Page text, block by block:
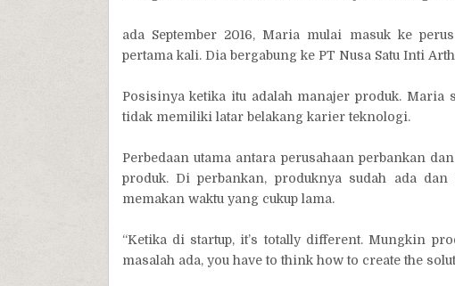
ada September 2016, Maria mulai masuk ke
pertama kali. Dia bergabung ke PT Nusa Satu Inti
Posisinya ketika itu adalah manajer produk. Maria
tidak memiliki latar belakang karier teknologi.
Perbedaan utama antara perusahaan perbankan
produk. Di perbankan, produknya sudah ada
memakan waktu yang cukup lama.
“Ketika di startup, it’s totally different. Mungkin
masalah ada, you have to think how to create the